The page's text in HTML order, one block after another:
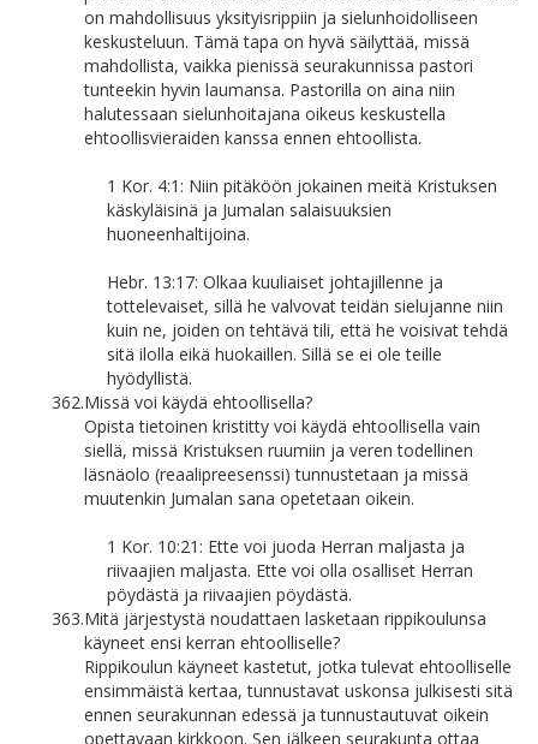
on mahdollisuus yksityisrippiin ja sielunhoidolliseen
keskusteluun. Tämä tapa on hyvä säilyttää, missä
mahdollista, vaikka pienissä seurakunnissa pastori
tunteekin hyvin laumansa. Pastorilla on aina niin
halutessaan sielunhoitajana oikeus keskustella
ehtoollisvieraiden kanssa ennen ehtoollista.
1 Kor. 4:1: Niin pitäköön jokainen meitä Kristuksen
käskyläisinä ja Jumalan salaisuuksien
huoneenhaltijoina.
Hebr. 13:17: Olkaa kuuliaiset johtajillenne ja
tottelevaiset, sillä he valvovat teidän sielujanne niin
kuin ne, joiden on tehtävä tili, että he voisivat tehdä
sitä ilolla eikä huokaillen. Sillä se ei ole teille
hyödyllistä.
362.Missä voi käydä ehtoollisella?
Opista tietoinen kristitty voi käydä ehtoollisella vain
siellä, missä Kristuksen ruumiin ja veren todellinen
läsnäolo (reaalipreesenssi) tunnustetaan ja missä
muutenkin Jumalan sana opetetaan oikein.
1 Kor. 10:21: Ette voi juoda Herran maljasta ja
riivaajien maljasta. Ette voi olla osalliset Herran
pöydästä ja riivaajien pöydästä.
363.Mitä järjestystä noudattaen lasketaan rippikoulunsa
käyneet ensi kerran ehtoolliselle?
Rippikoulun käyneet kastetut, jotka tulevat ehtoolliselle
ensimmäistä kertaa, tunnustavat uskonsa julkisesti sitä
ennen seurakunnan edessä ja tunnustautuvat oikein
opettavaan kirkkoon. Sen jälkeen seurakunta ottaa